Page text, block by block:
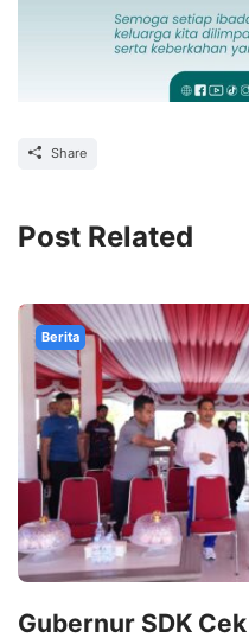
Share
Post Related
Berita
Gubernur SDK